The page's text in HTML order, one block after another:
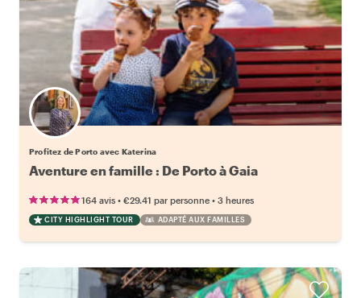
Profitez de Porto avec Katerina
Aventure en famille : De Porto à Gaia
164 avis • €29.41 par personne • 3 heures
CITY HIGHLIGHT TOUR ADAPTÉ AUX FAMILLES